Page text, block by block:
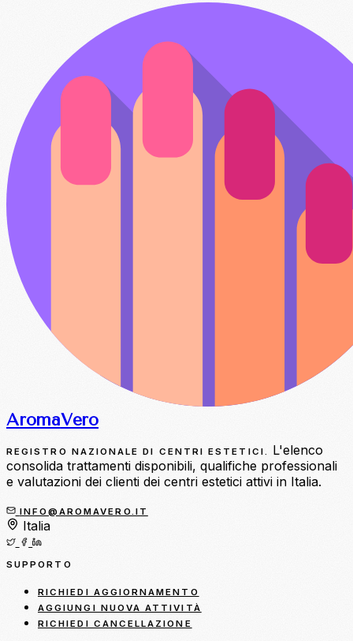
AromaVero
REGISTRO NAZIONALE DI CENTRI ESTETICI.
L'elenco
consolida trattamenti disponibili, qualifiche professionali
e valutazioni dei clienti dei centri estetici attivi in Italia.
INFO@AROMAVERO.IT
Italia
SUPPORTO
RICHIEDI AGGIORNAMENTO
AGGIUNGI NUOVA ATTIVITÀ
RICHIEDI CANCELLAZIONE